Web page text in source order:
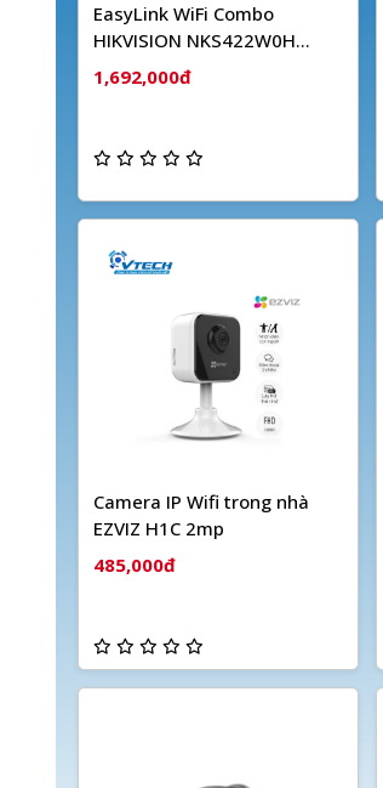
EasyLink WiFi Combo
HIKVISION NKS422W0H
(2MP)
1,692,000đ
Camera IP Wifi trong nhà
EZVIZ H1C 2mp
485,000đ